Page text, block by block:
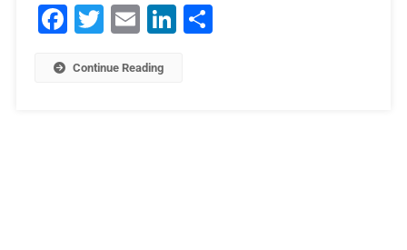
Facebook
Twitter Email LinkedIn
Continue Reading